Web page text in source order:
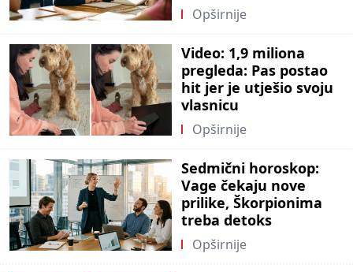
Opširnije
Video: 1,9 miliona
pregleda: Pas postao
hit jer je utješio svoju
vlasnicu
Opširnije
Sedmični horoskop:
Vage čekaju nove
prilike, Škorpionima
treba detoks
Opširnije